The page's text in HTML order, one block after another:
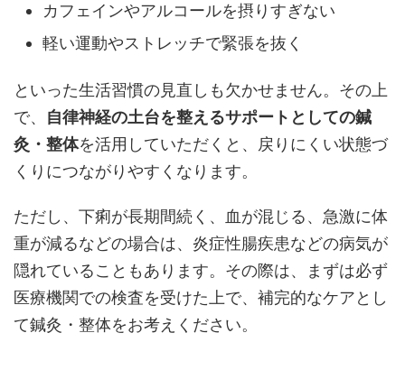
カフェインやアルコールを摂りすぎない
軽い運動やストレッチで緊張を抜く
といった生活習慣の見直しも欠かせません。その上
で、 自律神経の土台を整えるサポートとしての鍼
灸・整体を活用していただくと、戻りにくい状態づ
くりにつながりやすくなります。
ただし、下痢が長期間続く、血が混じる、急激に体
重が減るなどの場合は、炎症性腸疾患などの病気が
隠れていることもあります。その際は、まずは必ず
医療機関での検査を受けた上で、補完的なケアとし
て鍼灸・整体をお考えください。